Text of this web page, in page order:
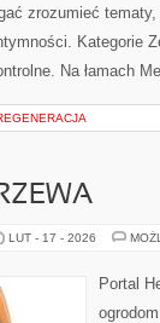
zrozumieć
Kategorie
Na łamach
LUT - 17 - 2026
Portal